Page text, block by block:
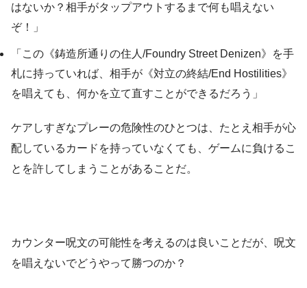
はないか？相手がタップアウトするまで何も唱えない
ぞ！」
「この《鋳造所通りの住人/Foundry Street Denizen》を手
札に持っていれば、相手が《対立の終結/End Hostilities》
を唱えても、何かを立て直すことができるだろう」
ケアしすぎなプレーの危険性のひとつは、たとえ相手が心
配しているカードを持っていなくても、ゲームに負けるこ
とを許してしまうことがあることだ。
カウンター呪文の可能性を考えるのは良いことだが、呪文
を唱えないでどうやって勝つのか？